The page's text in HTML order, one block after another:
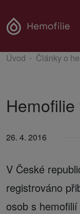
Úvod Články o
26. 4. 2016
V České
registrováno
osob s